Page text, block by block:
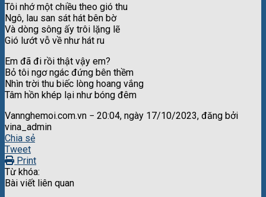
Tôi nhớ một chiều theo gió thu
Ngô, lau san sát hát bên bờ
Và dòng sông ấy trôi lặng lẽ
Gió lướt vỗ về như hát ru
Em đã đi rồi thật vậy em?
Bỏ tôi ngơ ngác đứng bên thềm
Nhìn trời thu biếc lòng hoang vắng
Tâm hồn khép lại như bóng đêm
Vannghemoi.com.vn − 20:04, ngày 17/10/2023, đăng bởi
vina_admin
Chia sẻ
Tweet
Print
Từ khóa:
Bài viết liên quan